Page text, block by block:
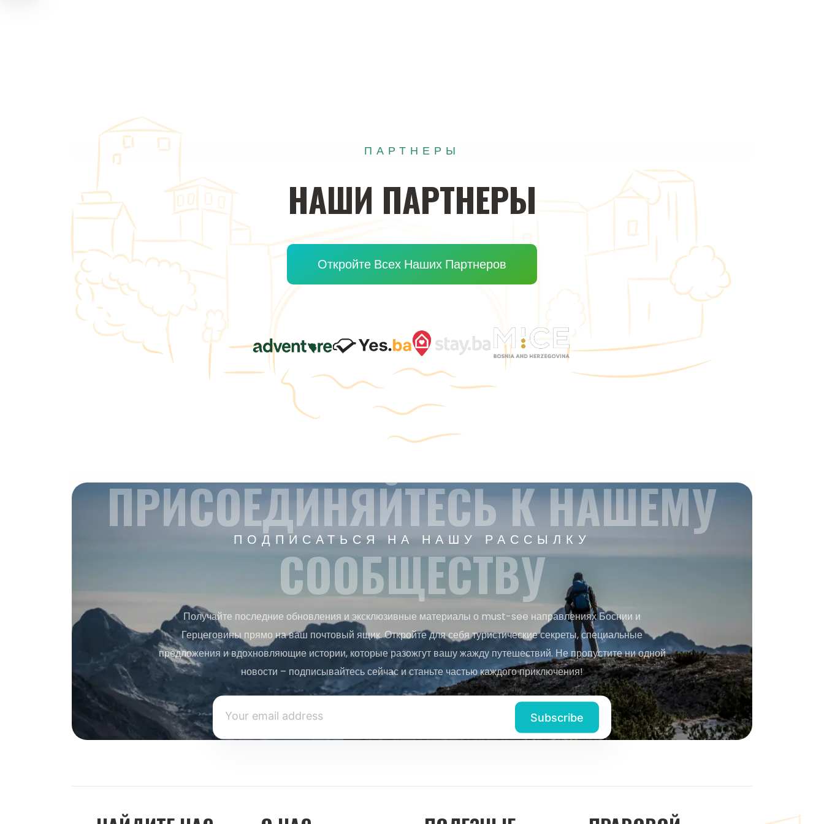
ПАРТНЕРЫ
НАШИ ПАРТНЕРЫ
Откройте Всех Наших Партнеров
ПОДПИСАТЬСЯ НА НАШУ РАССЫЛКУ
ПРИСОЕДИНЯЙТЕСЬ К НАШЕМУ
СООБЩЕСТВУ
Получайте последние обновления и эксклюзивные материалы о must-see направлениях Боснии и
Герцеговины прямо на ваш почтовый ящик. Откройте для себя туристические секреты, специальные
предложения и вдохновляющие истории, которые разожгут вашу жажду путешествий. Не пропустите ни одной
новости – подписывайтесь сейчас и станьте частью каждого приключения!